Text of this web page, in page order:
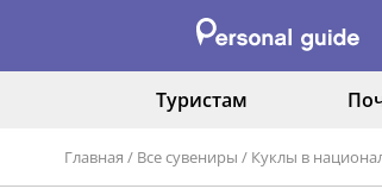
Туристам
Главная / Все сувениры / Куклы в